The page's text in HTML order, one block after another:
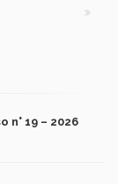
n° 19 – 2026